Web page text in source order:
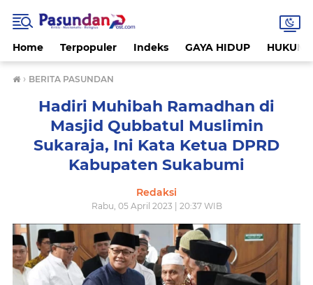
Home Terpopuler Indeks GAYA HIDUP HUKUM
› BERITA PASUNDAN
Hadiri Muhibah Ramadhan di
Masjid Qubbatul Muslimin
Sukaraja, Ini Kata Ketua DPRD
Kabupaten Sukabumi
Redaksi
Rabu, 05 April 2023 | 20:37 WIB